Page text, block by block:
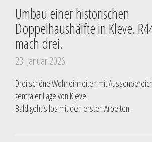
Umbau einer historischen
Doppelhaushälfte in Kleve.
mach drei.
23. Januar 2026
Drei schöne Wohneinheiten mit
zentraler Lage von Kleve.
Bald geht’s los mit den ersten Arbeiten.